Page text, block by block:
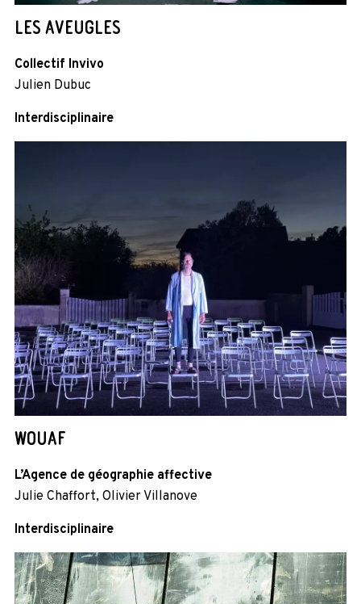
LES AVEUGLES
Collectif Invivo
Julien Dubuc
Interdisciplinaire
WOUAF
L’Agence de géographie affective
Julie Chaffort, Olivier Villanove
Interdisciplinaire